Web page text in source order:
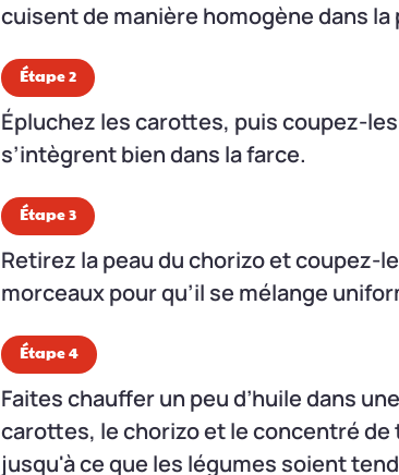
cuisent de manière homogène dans la
Étape 2
Épluchez les carottes, puis coupez-
s’intègrent bien dans la farce.
Étape 3
Retirez la peau du chorizo et coupez-
morceaux pour qu’il se mélange
Étape 4
Faites chauffer un peu d’huile dans
carottes, le chorizo et le concentré
jusqu'à ce que les légumes soient